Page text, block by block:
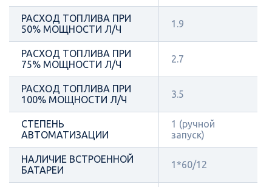
РАСХОД ТОПЛИВА ПРИ
50% МОЩНОСТИ Л/Ч
1.9
РАСХОД ТОПЛИВА ПРИ
75% МОЩНОСТИ Л/Ч
2.7
РАСХОД ТОПЛИВА ПРИ
100% МОЩНОСТИ Л/Ч
3.5
СТЕПЕНЬ
АВТОМАТИЗАЦИИ
1 (ручной
запуск)
НАЛИЧИЕ ВСТРОЕННОЙ
БАТАРЕИ
1*60/12